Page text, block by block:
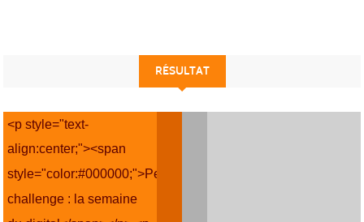
RÉSULTAT
<p style="text-
align:center;"><span
style="color:#000000;">Petit
challenge : la semaine